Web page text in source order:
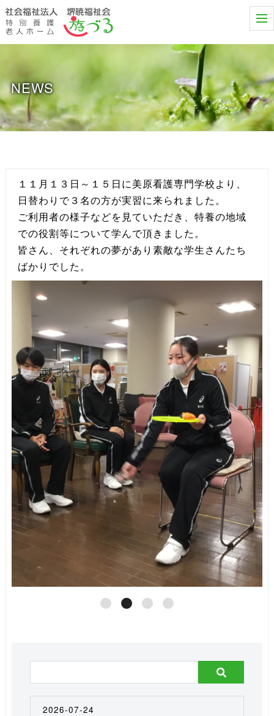
t
o
n
a
v
i
g
a
t
NEWS
１１月１３日～１５日に美原看護専門学校より、
日替わりで３名の方が実習に来られました。
ご利用者の様子などを見ていただき、特養の地域
での役割等について学んで頂きました。
皆さん、それぞれの夢があり素敵な学生さんたち
ばかりでした。
2026-07-24